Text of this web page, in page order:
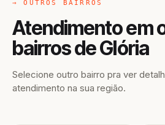
→ OUTROS BAIRROS
Atendimento em
bairros de Glória
Selecione outro bairro pra ver
atendimento na sua região.